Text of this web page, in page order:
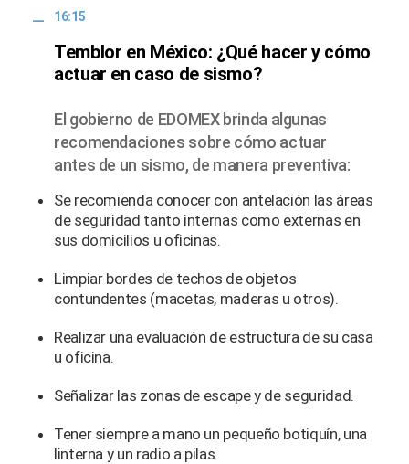
16:15
Temblor en México: ¿Qué hacer y cómo
actuar en caso de sismo?
El gobierno de EDOMEX brinda algunas
recomendaciones sobre cómo actuar
antes de un sismo, de manera preventiva:
Se recomienda conocer con antelación las áreas
de seguridad tanto internas como externas en
sus domicilios u oficinas.
Limpiar bordes de techos de objetos
contundentes (macetas, maderas u otros).
Realizar una evaluación de estructura de su casa
u oficina.
Señalizar las zonas de escape y de seguridad.
Tener siempre a mano un pequeño botiquín, una
linterna y un radio a pilas.